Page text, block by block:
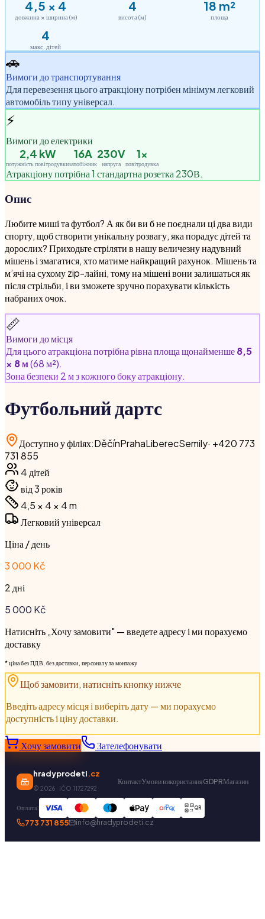
4,5 × 4
довжина × ширина (м)
4
висота (м)
18 m²
площа
4
макс. дітей
🚗
Вимоги до транспортування
Для перевезення цього атракціону потрібен мінімум легковий
автомобіль типу універсал.
⚡
Вимоги до електрики
2,4 kW
потужність повітродувки
16A
запобіжник
230V
напруга
1×
повітродувка
Атракціону потрібна 1 стандартна розетка 230В.
Опис
Любите миші та футбол? А як би ви б не поєднали ці два види
спорту, щоб створити унікальну розвагу, яка порадує дітей та
дорослих? Приходьте стріляти в нашу величезнунадувний
мішень і змагатися, хто матиме найкращий рахунок. Мішень та
м’ячі на сухому zip-лайні, тому на мішені вони залишаться як
після стрільби, і ви зможете зручно порахувати кількість
набраних очок.
📏
Вимоги до місця
Для цього атракціона потрібна рівна площа щонайменше8,5
× 8 м(68 м²).
Зона безпеки 2 м з кожного боку атракціону.
Футбольний дартс
Доступно у філіях:DěčínPrahaLiberecSemily· +420 773
731 855
4 дітей
від 3 років
4,5 × 4 × 4m
Легковий універсал
Ціна / день
3 000 Kč
2 дні
5 000 Kč
Натисніть „Хочу замовити" — введете адресу і ми порахуємо
доставку
* ціна без ПДВ, без доставки, персоналу та монтажу
Щоб замовити, натисніть кнопку нижче
Введіть адресу місця і виберіть дату — ми порахуємо
доступність і ціну доставки.
Хочу замовити Зателефонувати
hradyprodeti.cz
© 2026 · IČO 11727292
КонтактУмови використанняGDPRМагазин
Оплата: QR
773 731 855 info@hradyprodeti.cz